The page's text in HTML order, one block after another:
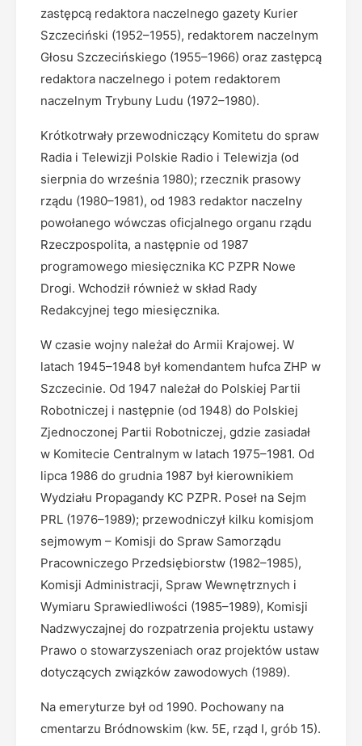
zastępcą redaktora naczelnego gazety Kurier
Szczeciński (1952–1955), redaktorem naczelnym
Głosu Szczecińskiego (1955–1966) oraz zastępcą
redaktora naczelnego i potem redaktorem
naczelnym Trybuny Ludu (1972–1980).
Krótkotrwały przewodniczący Komitetu do spraw
Radia i Telewizji Polskie Radio i Telewizja (od
sierpnia do września 1980); rzecznik prasowy
rządu (1980–1981), od 1983 redaktor naczelny
powołanego wówczas oficjalnego organu rządu
Rzeczpospolita, a następnie od 1987
programowego miesięcznika KC PZPR Nowe
Drogi. Wchodził również w skład Rady
Redakcyjnej tego miesięcznika.
W czasie wojny należał do Armii Krajowej. W
latach 1945–1948 był komendantem hufca ZHP w
Szczecinie. Od 1947 należał do Polskiej Partii
Robotniczej i następnie (od 1948) do Polskiej
Zjednoczonej Partii Robotniczej, gdzie zasiadał
w Komitecie Centralnym w latach 1975–1981. Od
lipca 1986 do grudnia 1987 był kierownikiem
Wydziału Propagandy KC PZPR. Poseł na Sejm
PRL (1976–1989); przewodniczył kilku komisjom
sejmowym – Komisji do Spraw Samorządu
Pracowniczego Przedsiębiorstw (1982–1985),
Komisji Administracji, Spraw Wewnętrznych i
Wymiaru Sprawiedliwości (1985–1989), Komisji
Nadzwyczajnej do rozpatrzenia projektu ustawy
Prawo o stowarzyszeniach oraz projektów ustaw
dotyczących związków zawodowych (1989).
Na emeryturze był od 1990. Pochowany na
cmentarzu Bródnowskim (kw. 5E, rząd I, grób 15).